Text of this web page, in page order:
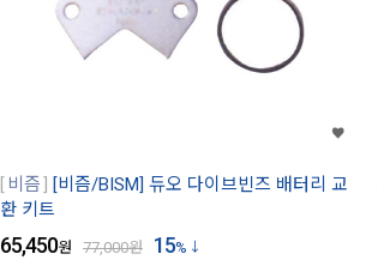
비즘
[비즘/BISM] 듀오 다이브빈즈 배터리 교
환 키트
65,450원 77,000원 15%